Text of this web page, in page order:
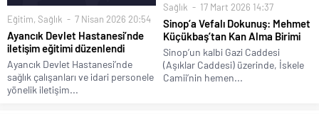
Eğitim, Sağlık 7 Nisan 2026 20:54
Ayancık Devlet Hastanesi’nde
iletişim eğitimi düzenlendi
Ayancık Devlet Hastanesi’nde
sağlık çalışanları ve idari personele
yönelik iletişim...
Sağlık 17 Mart 2026 14:37
Sinop’a Vefalı Dokunuş: Mehmet
Küçükbaş’tan Kan Alma Birimi
Sinop’un kalbi Gazi Caddesi
(Aşıklar Caddesi) üzerinde, İskele
Camii’nin hemen...